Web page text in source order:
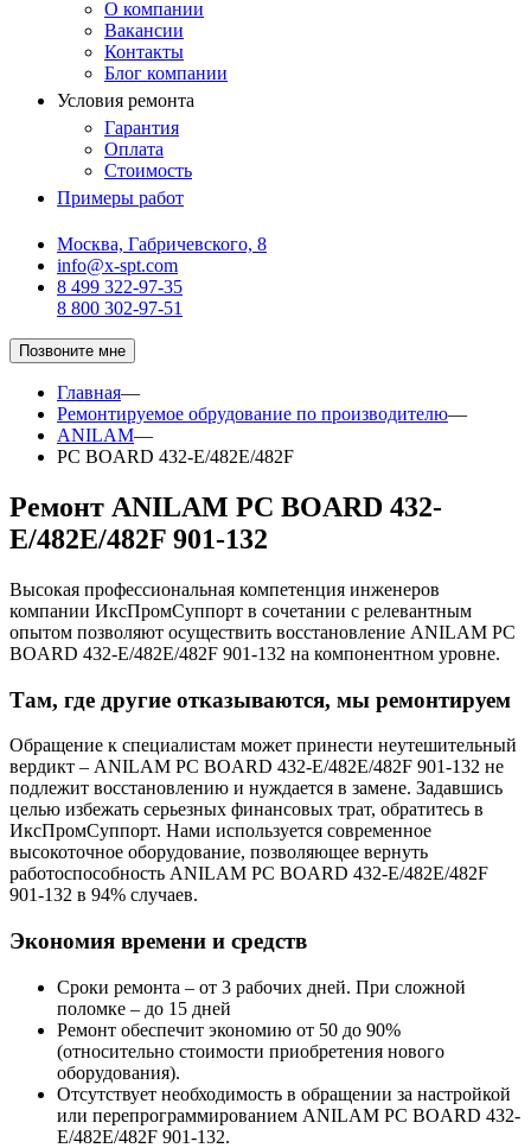
О компании
Вакансии
Контакты
Блог компании
Условия ремонта
Гарантия
Оплата
Стоимость
Примеры работ
Москва, Габричевского, 8
info@x-spt.com
8 499 322-97-35
8 800 302-97-51
Позвоните мне
Главная—
Ремонтируемое обрудование по производителю—
ANILAM—
PC BOARD 432-E/482E/482F
Ремонт ANILAM PC BOARD 432-
E/482E/482F 901-132
Высокая профессиональная компетенция инженеров
компании ИксПромСуппорт в сочетании с релевантным
опытом позволяют осуществить восстановление ANILAM PC
BOARD 432-E/482E/482F 901-132 на компонентном уровне.
Там, где другие отказываются, мы ремонтируем
Обращение к специалистам может принести неутешительный
вердикт – ANILAM PC BOARD 432-E/482E/482F 901-132 не
подлежит восстановлению и нуждается в замене. Задавшись
целью избежать серьезных финансовых трат, обратитесь в
ИксПромСуппорт. Нами используется современное
высокоточное оборудование, позволяющее вернуть
работоспособность ANILAM PC BOARD 432-E/482E/482F
901-132 в 94% случаев.
Экономия времени и средств
Сроки ремонта – от 3 рабочих дней. При сложной
поломке – до 15 дней
Ремонт обеспечит экономию от 50 до 90%
(относительно стоимости приобретения нового
оборудования).
Отсутствует необходимость в обращении за настройкой
или перепрограммированием ANILAM PC BOARD 432-
E/482E/482F 901-132.